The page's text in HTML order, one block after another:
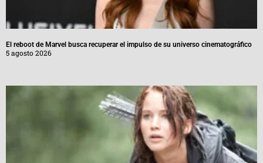
El reboot de Marvel busca recuperar el impulso de su universo cinematográfico
5 agosto 2026